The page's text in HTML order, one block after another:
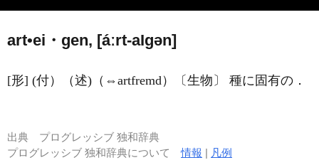
art•ei・gen, [áːrt-aIɡən]
[形] (付）（述)（⇔artfremd）〔生物〕 種に固有の．
出典 プログレッシブ 独和辞典
プログレッシブ 独和辞典について情報 | 凡例